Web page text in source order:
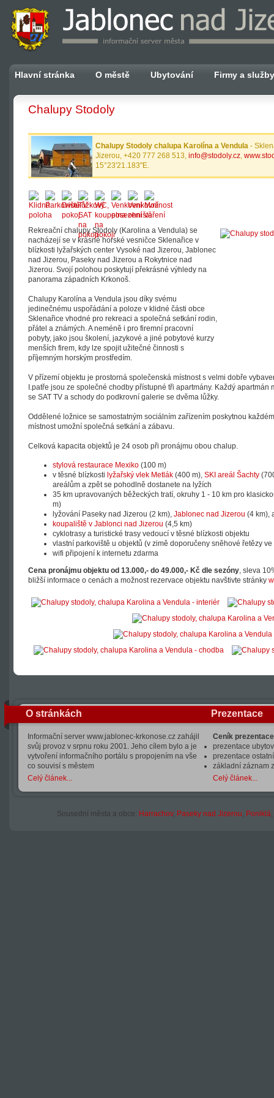
Hlavní stránka O městě Ubytování Firmy a služby
Chalupy Stodoly
Chalupy Stodoly chalupa Karolína a Vendula -
Jizerou, +420 777 268 513, info@stodoly.cz,
15°23'21.183"E.
Rekreační chalupy Stodoly (Karolina a Vendula) se
nacházejí se v krásné horské vesničce Sklenařice v
blízkosti lyžařských center Vysoké nad Jizerou, Jablonec
nad Jizerou, Paseky nad Jizerou a Rokytnice nad
Jizerou. Svojí polohou poskytují překrásné výhledy na
panorama západních Krkonoš.
Chalupy Karolína a Vendula jsou díky svému
jedinečnému uspořádání a poloze v klidné části obce
Sklenařice vhodné pro rekreaci a společná setkání rodin,
přátel a známých. A neméně i pro firemní pracovní
pobyty, jako jsou školení, jazykové a jiné pobytové kurzy
menších firem, kdy lze spojit užitečné činnosti s
příjemným horským prostředím.
V přízemí objektu je prostorná společenská místnost s velmi dobře
I.patře jsou ze společné chodby přístupné tři apartmány. Každý
se SAT TV a schody do podkrovní galerie se dvěma lůžky.
Oddělené ložnice se samostatným sociálním zařízením poskytnou
místnost umožní společná setkání a zábavu.
Celková kapacita objektů je 24 osob při pronájmu obou chalup.
stylová restaurace Mexiko (100 m)
v těsné blízkosti lyžařský vlek Metlák (400 m), SKI areál Šachty
areálům a zpět se pohodlně dostanete na lyžích
35 km upravovaných běžeckých tratí, okruhy 1 - 10 km pro
m)
lyžování Paseky nad Jizerou (2 km), Jablonec nad Jizerou (4 km),
koupaliště v Jablonci nad Jizerou (4,5 km)
cyklotrasy a turistické trasy vedoucí v těsné blízkosti objektu
vlastní parkoviště u objektů (v zimě doporučeny sněhové řetězy ve
wifi připojení k internetu zdarma
Cena pronájmu objektu od 13.000,- do 49.000,- Kč dle sezóny, sleva
bližší informace o cenách a možnost rezervace objektu navštivte stránky
O stránkách
Informační server www.jablonec-krkonose.cz zahájil
svůj provoz v srpnu roku 2001. Jeho cílem bylo a je
vytvoření informačního portálu s propojením na vše
co souvisí s městem
Celý článek...
Prezentace
Ceník
prezentace
prezentace
základní záznam
Celý článek...
Sousední města a obce: Harrachov, Paseky nad Jizerou, Poniklá,